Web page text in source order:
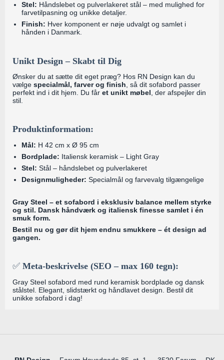
Stel: Håndslebet og pulverlakeret stål – med mulighed for
farvetilpasning og unikke detaljer.
Finish: Hver komponent er nøje udvalgt og samlet i
hånden i Danmark.
Unikt Design – Skabt til Dig
Ønsker du at sætte dit eget præg? Hos RN Design kan du
vælge specialmål, farver og finish , så dit sofabord passer
perfekt ind i dit hjem. Du får et unikt møbel , der afspejler din
stil.
Produktinformation:
Mål: H 42 cm x Ø 95 cm
Bordplade: Italiensk keramisk – Light Gray
Stel: Stål – håndslebet og pulverlakeret
Designmuligheder: Specialmål og farvevalg tilgængelige
Gray Steel – et sofabord i eksklusiv balance mellem styrke
og stil. Dansk håndværk og italiensk finesse samlet i én
smuk form.
Bestil nu og gør dit hjem endnu smukkere – ét design ad
gangen.
✅ Meta-beskrivelse (SEO – max 160 tegn):
Gray Steel sofabord med rund keramisk bordplade og dansk
stålstel. Elegant, slidstærkt og håndlavet design. Bestil dit
unikke sofabord i dag!